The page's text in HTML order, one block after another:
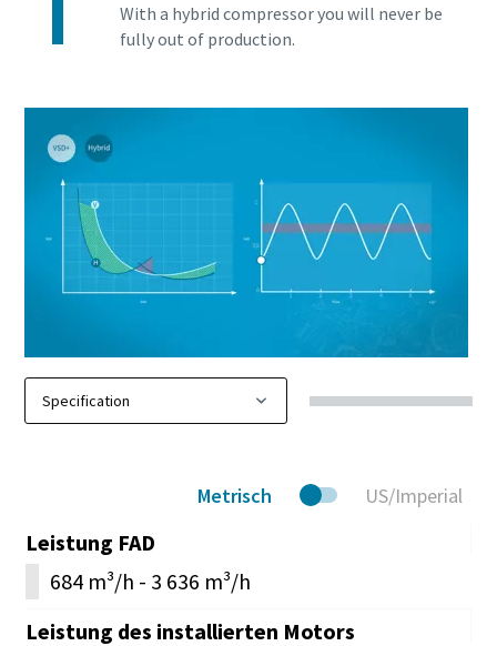
With a hybrid compressor you will never be
fully out of production.
Metrisch US/Imperial
Leistung FAD
684 m³/h - 3 636 m³/h
Leistung des installierten Motors